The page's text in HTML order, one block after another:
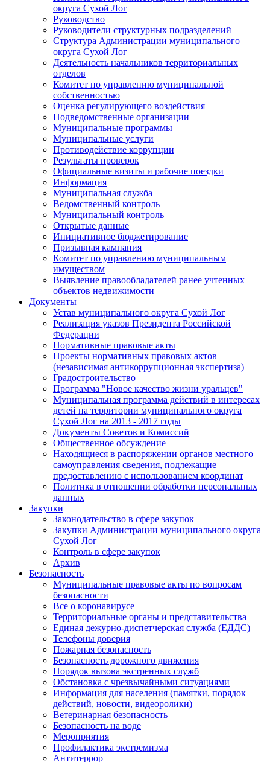
округа Сухой Лог
Руководство
Руководители структурных подразделений
Структура Администрации муниципального
округа Сухой Лог
Деятельность начальников территориальных
отделов
Комитет по управлению муниципальной
собственностью
Оценка регулирующего воздействия
Подведомственные организации
Муниципальные программы
Муниципальные услуги
Противодействие коррупции
Результаты проверок
Официальные визиты и рабочие поездки
Информация
Муниципальная служба
Ведомственный контроль
Муниципальный контроль
Открытые данные
Инициативное бюджетирование
Призывная кампания
Комитет по управлению муниципальным
имуществом
Выявление правообладателей ранее учтенных
объектов недвижимости
Документы
Устав муниципального округа Сухой Лог
Реализация указов Президента Российской
Федерации
Нормативные правовые акты
Проекты нормативных правовых актов
(независимая антикоррупционная экспертиза)
Градостроительство
Программа "Новое качество жизни уральцев"
Муниципальная программа действий в интересах
детей на территории муниципального округа
Сухой Лог на 2013 - 2017 годы
Документы Советов и Комиссий
Общественное обсуждение
Находящиеся в распоряжении органов местного
самоуправления сведения, подлежащие
предоставлению с использованием координат
Политика в отношении обработки персональных
данных
Закупки
Законодательство в сфере закупок
Закупки Администрации муниципального округа
Сухой Лог
Контроль в сфере закупок
Архив
Безопасность
Муниципальные правовые акты по вопросам
безопасности
Все о коронавирусе
Территориальные органы и представительства
Единая дежурно-диспетчерская служба (ЕДДС)
Телефоны доверия
Пожарная безопасность
Безопасность дорожного движения
Порядок вызова экстренных служб
Обстановка с чрезвычайными ситуациями
Информация для населения (памятки, порядок
действий, новости, видеоролики)
Ветеринарная безопасность
Безопасность на воде
Мероприятия
Профилактика экстремизма
Антитеррор